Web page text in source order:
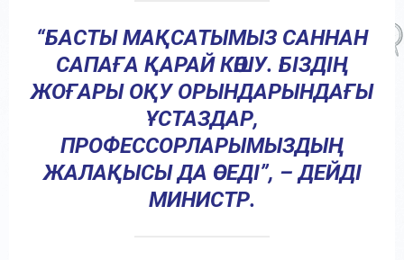
“БАСТЫ МАҚСАТЫМЫЗ САННАН
САПАҒА ҚАРАЙ КӨШУ. БІЗДІҢ
ЖОҒАРЫ ОҚУ ОРЫНДАРЫНДАҒЫ
ҰСТАЗДАР,
ПРОФЕССОРЛАРЫМЫЗДЫҢ
ЖАЛАҚЫСЫ ДА ӨСЕДІ”, – ДЕЙДІ
МИНИСТР.